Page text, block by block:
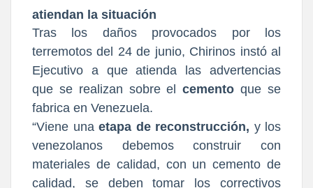
atiendan la situación
Tras los daños provocados por los
terremotos del 24 de junio, Chirinos instó al
Ejecutivo a que atienda las advertencias
que se realizan sobre el cemento que se
fabrica en Venezuela.
“Viene una etapa de reconstrucción, y los
venezolanos debemos construir con
materiales de calidad, con un cemento de
calidad, se deben tomar los correctivos